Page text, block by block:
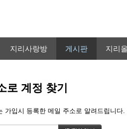
지리사랑방 게시판 지리
로 계정 찾기
가입시 등록한 메일 주소로 알려드립니